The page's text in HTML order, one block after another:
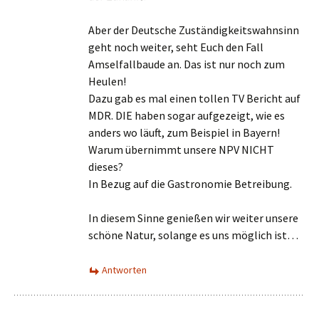
Aber der Deutsche Zuständigkeitswahnsinn
geht noch weiter, seht Euch den Fall
Amselfallbaude an. Das ist nur noch zum
Heulen!
Dazu gab es mal einen tollen TV Bericht auf
MDR. DIE haben sogar aufgezeigt, wie es
anders wo läuft, zum Beispiel in Bayern!
Warum übernimmt unsere NPV NICHT
dieses?
In Bezug auf die Gastronomie Betreibung.
In diesem Sinne genießen wir weiter unsere
schöne Natur, solange es uns möglich ist…
Antworten